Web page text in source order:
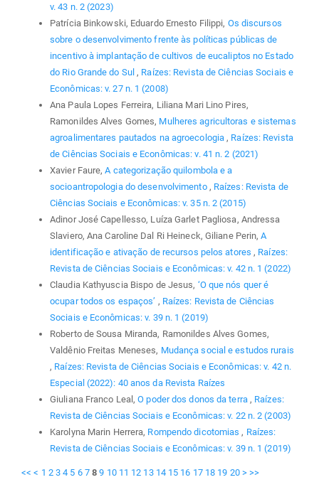
v. 43 n. 2 (2023)
Patrícia Binkowski, Eduardo Ernesto Filippi, Os discursos
sobre o desenvolvimento frente às políticas públicas de
incentivo à implantação de cultivos de eucaliptos no Estado
do Rio Grande do Sul , Raízes: Revista de Ciências Sociais e
Econômicas: v. 27 n. 1 (2008)
Ana Paula Lopes Ferreira, Liliana Mari Lino Pires,
Ramonildes Alves Gomes, Mulheres agricultoras e sistemas
agroalimentares pautados na agroecologia , Raízes: Revista
de Ciências Sociais e Econômicas: v. 41 n. 2 (2021)
Xavier Faure,A categorização quilombola e a
socioantropologia do desenvolvimento , Raízes: Revista de
Ciências Sociais e Econômicas: v. 35 n. 2 (2015)
Adinor José Capellesso, Luíza Garlet Pagliosa, Andressa
Slaviero, Ana Caroline Dal Ri Heineck, Giliane Perin,A
identificação e ativação de recursos pelos atores , Raízes:
Revista de Ciências Sociais e Econômicas: v. 42 n. 1 (2022)
Claudia Kathyuscia Bispo de Jesus, ‘O que nós quer é
ocupar todos os espaços’ , Raízes: Revista de Ciências
Sociais e Econômicas: v. 39 n. 1 (2019)
Roberto de Sousa Miranda, Ramonildes Alves Gomes,
Valdênio Freitas Meneses, Mudança social e estudos rurais
, Raízes: Revista de Ciências Sociais e Econômicas: v. 42 n.
Especial (2022): 40 anos da Revista Raízes
Giuliana Franco Leal,O poder dos donos da terra , Raízes:
Revista de Ciências Sociais e Econômicas: v. 22 n. 2 (2003)
Karolyna Marin Herrera, Rompendo dicotomias , Raízes:
Revista de Ciências Sociais e Econômicas: v. 39 n. 1 (2019)
<< < 1 2 3 4 5 6 7 8 9 10 11 12 13 14 15 16 17 18 19 20 > >>